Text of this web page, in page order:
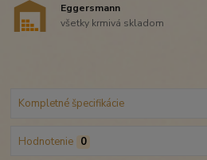
Eggersmann
všetky krmivá skladom
Kompletné špecifikácie
Hodnotenie 0